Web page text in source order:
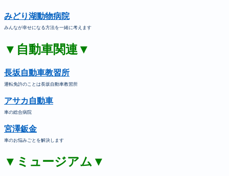
みどり湖動物病院
みんなが幸せになる方法を一緒に考えます
▼自動車関連▼
長坂自動車教習所
運転免許のことは長坂自動車教習所
アサカ自動車
車の総合病院
宮澤鈑金
車のお悩みごとを解決します
▼ミュージアム▼